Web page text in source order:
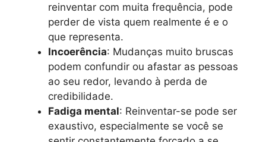
reinventar com muita frequência, pode
perder de vista quem realmente é e o
que representa.
Incoerência: Mudanças muito bruscas
podem confundir ou afastar as pessoas
ao seu redor, levando à perda de
credibilidade.
Fadiga mental: Reinventar-se pode ser
exaustivo, especialmente se você se